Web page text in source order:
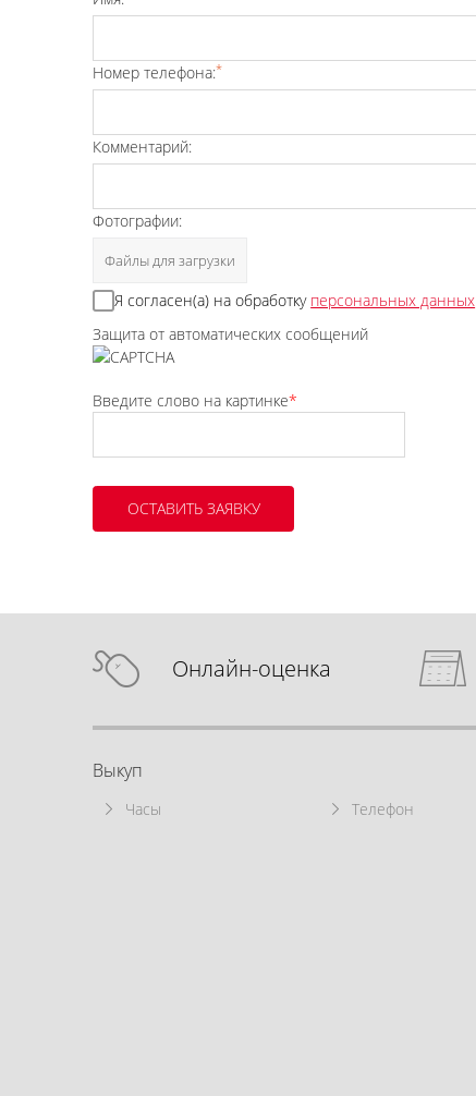
Номер телефона:*
Комментарий:
Фотографии:
Файлы для загрузки
Я согласен(а) на обработку персональных данных
Защита от автоматических сообщений
Введите слово на картинке*
Онлайн-оценка
Выкуп
Часы Телефон